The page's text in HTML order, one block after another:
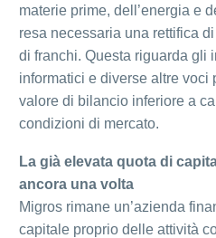
materie prime, dell’energia e
resa necessaria una rettifica
di franchi. Questa riguarda gli
informatici e diverse altre voci
valore di bilancio inferiore a
condizioni di mercato.
La già elevata quota di
ancora una volta
Migros rimane un’azienda
capitale proprio delle attività